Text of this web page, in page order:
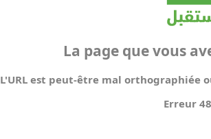
La page que vous
L'URL est peut-être mal orthographiée
Erreur